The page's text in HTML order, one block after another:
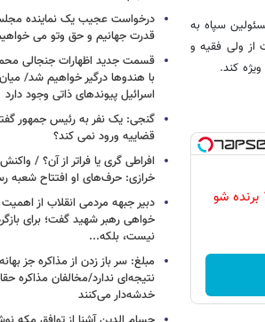
سپاه به
از ولی فقیه و
کند.
گردونه رو بچرخون و PS5 و آیفون17 برنده شو
درخواست عجیب یک نماینده
قدرت جهانیم و حق وتو می
قسمت جدید اظهارات جنجالی
با هندوها درگیر خواهیم شد/
اسرائیل پیوندهای ذاتی وجود دارد
گنجی: یک نفر به رئیس جمهور
قضاییه ورود نمی کند؟
افراطی گری یا فراتر از آن؟ /
خرازی: حرف‌های او افتتاح
دبیر جبهه مردمی انقلاب از
خواهی رهبر شهید گفت؛ برای
نیست، بلکه...
مبلغ: سر باز زدن از مذاکره‌ جز
نتیجه‌ای ندارد/مخالفان مذاکره
خدشه‌دار می‌کنند